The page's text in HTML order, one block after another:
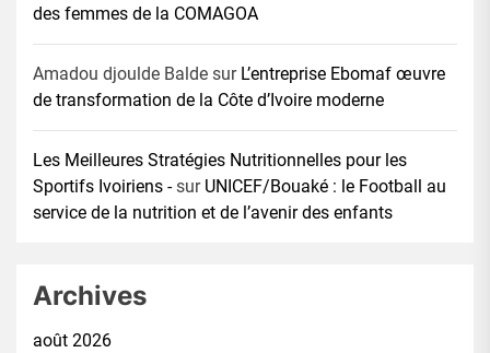
des femmes de la COMAGOA
Amadou djoulde Balde sur L’entreprise Ebomaf œuvre
de transformation de la Côte d’Ivoire moderne
Les Meilleures Stratégies Nutritionnelles pour les
Sportifs Ivoiriens -sur UNICEF/Bouaké : le Football au
service de la nutrition et de l’avenir des enfants
Archives
août 2026